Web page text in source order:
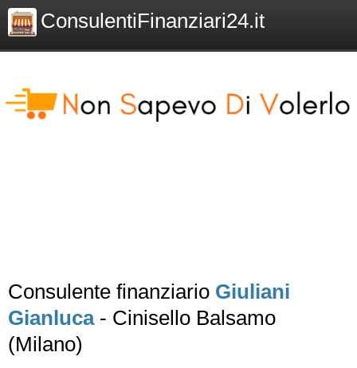
ConsulentiFinanziari24.it
Consulente finanziario Giuliani
Gianluca- Cinisello Balsamo
(Milano)